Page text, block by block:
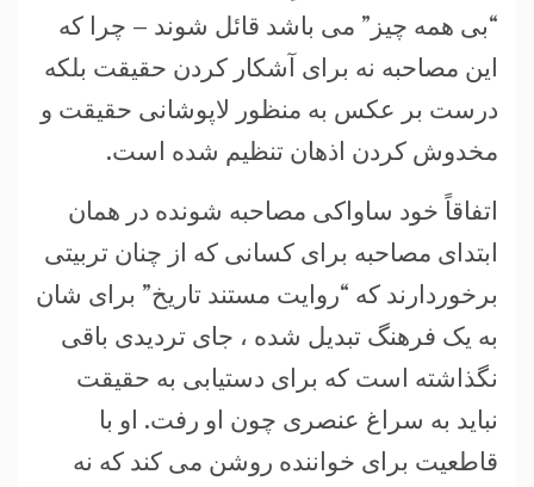
“بی همه چیز” می باشد قائل شوند – چرا که
این مصاحبه نه برای آشکار کردن حقیقت بلکه
درست بر عکس به منظور لاپوشانی حقیقت و
مخدوش کردن اذهان تنظیم شده است.
اتفاقاً خود ساواکی مصاحبه شونده در همان
ابتدای مصاحبه برای کسانی که از چنان تربیتی
برخوردارند که “روایت مستند تاریخ” برای شان
به یک فرهنگ تبدیل شده ، جای تردیدی باقی
نگذاشته است که برای دستیابی به حقیقت
نباید به سراغ عنصری چون او رفت. او با
قاطعیت برای خواننده روشن می کند که نه